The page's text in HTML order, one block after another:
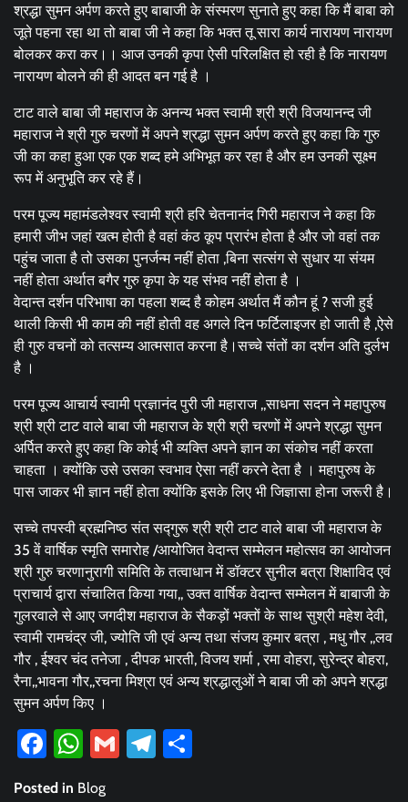
श्रद्धा सुमन अर्पण करते हुए बाबाजी के संस्मरण सुनाते हुए कहा कि मैं बाबा को
जूते पहना रहा था तो बाबा जी ने कहा कि भक्त तू सारा कार्य नारायण नारायण
बोलकर करा कर।। आज उनकी कृपा ऐसी परिलक्षित हो रही है कि नारायण
नारायण बोलने की ही आदत बन गई है ।
टाट वाले बाबा जी महाराज के अनन्य भक्त स्वामी श्री श्री विजयानन्द जी
महाराज ने श्री गुरु चरणों में अपने श्रद्धा सुमन अर्पण करते हुए कहा कि गुरु
जी का कहा हुआ एक एक शब्द हमे अभिभूत कर रहा है और हम उनकी सूक्ष्म
रूप में अनुभूति कर रहे हैं।
परम पूज्य महामंडलेश्वर स्वामी श्री हरि चेतनानंद गिरी महाराज ने कहा कि
हमारी जीभ जहां खत्म होती है वहां कंठ कूप प्रारंभ होता है और जो वहां तक
पहुंच जाता है तो उसका पुनर्जन्म नहीं होता ,बिना सत्संग से सुधार या संयम
नहीं होता अर्थात बगैर गुरु कृपा के यह संभव नहीं होता है ।
वेदान्त दर्शन परिभाषा का पहला शब्द है कोहम अर्थात मैं कौन हूं ? सजी हुई
थाली किसी भी काम की नहीं होती वह अगले दिन फर्टिलाइजर हो जाती है ,ऐसे
ही गुरु वचनों को तत्सम्य आत्मसात करना है।सच्चे संतों का दर्शन अति दुर्लभ
है ।
परम पूज्य आचार्य स्वामी प्रज्ञानंद पुरी जी महाराज ,,साधना सदन ने महापुरुष
श्री श्री टाट वाले बाबा जी महाराज के श्री श्री चरणों में अपने श्रद्धा सुमन
अर्पित करते हुए कहा कि कोई भी व्यक्ति अपने ज्ञान का संकोच नहीं करता
चाहता । क्योंकि उसे उसका स्वभाव ऐसा नहीं करने देता है । महापुरुष के
पास जाकर भी ज्ञान नहीं होता क्योंकि इसके लिए भी जिज्ञासा होना जरूरी है।
सच्चे तपस्वी ब्रह्मनिष्ठ संत सद्गुरू श्री श्री टाट वाले बाबा जी महाराज के
35 वें वार्षिक स्मृति समारोह /आयोजित वेदान्त सम्मेलन महोत्सव का आयोजन
श्री गुरु चरणानुरागी समिति के तत्वाधान में डॉक्टर सुनील बत्रा शिक्षाविद एवं
प्राचार्य द्वारा संचालित किया गया,, उक्त वार्षिक वेदान्त सम्मेलन में बाबाजी के
गुलरवाले से आए जगदीश महाराज के सैकड़ों भक्तों के साथ सुश्री महेश देवी,
स्वामी रामचंद्र जी, ज्योति जी एवं अन्य तथा संजय कुमार बत्रा , मधु गौर ,,लव
गौर , ईश्वर चंद तनेजा , दीपक भारती, विजय शर्मा , रमा वोहरा, सुरेन्द्र बोहरा,
रैना,,भावना गौर,,रचना मिश्रा एवं अन्य श्रद्धालुओं ने बाबा जी को अपने श्रद्धा
सुमन अर्पण किए ।
Facebook
WhatsApp
GmailTelegram
Posted in Blog